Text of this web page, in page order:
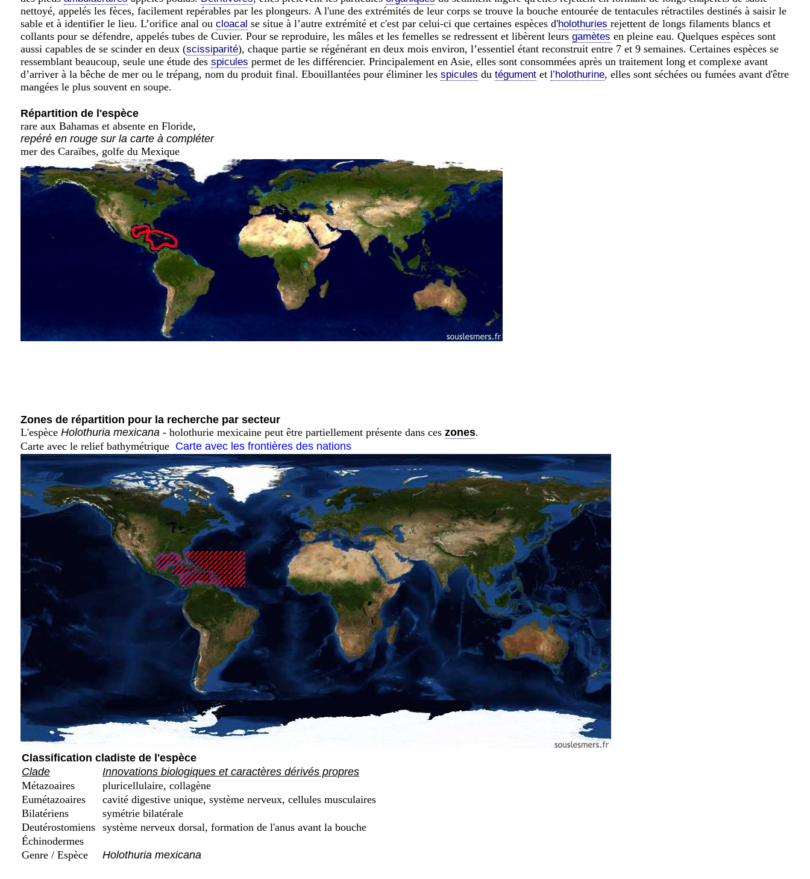
nettoyé, appelés les fèces, facilement repérables par les plongeurs. A l'une des extrémités de leur corps se trouve la bouche entourée de tentacules rétractiles destinés à saisir le
sable et à identifier le lieu. L’orifice anal ou cloacal se situe à l’autre extrémité et c'est par celui-ci que certaines espèces d'holothuries rejettent de longs filaments blancs et
collants pour se défendre, appelés tubes de Cuvier. Pour se reproduire, les mâles et les femelles se redressent et libèrent leurs gamètes en pleine eau. Quelques espèces sont
aussi capables de se scinder en deux (scissiparité), chaque partie se régénérant en deux mois environ, l’essentiel étant reconstruit entre 7 et 9 semaines. Certaines espèces se
ressemblant beaucoup, seule une étude des spicules permet de les différencier. Principalement en Asie, elles sont consommées après un traitement long et complexe avant
d’arriver à la bêche de mer ou le trépang, nom du produit final. Ebouillantées pour éliminer les spicules du tégument et l’holothurine, elles sont séchées ou fumées avant d'être
mangées le plus souvent en soupe.
Répartition de l'espèce
rare aux Bahamas et absente en Floride,
repéré en rouge sur la carte à compléter
mer des Caraïbes, golfe du Mexique
Zones de répartition pour la recherche par secteur
L'espèce Holothuria mexicana - holothurie mexicaine peut être partiellement présente dans ces zones.
Carte avec le relief bathymétrique Carte avec les frontières des nations
Classification cladiste de l'espèce
Clade
Innovations biologiques et caractères dérivés propres
Métazoaires
pluricellulaire, collagène
Eumétazoaires
cavité digestive unique, système nerveux, cellules musculaires
Bilatériens
symétrie bilatérale
Deutérostomiens système nerveux dorsal, formation de l'anus avant la bouche
Échinodermes
Genre / Espèce
Holothuria mexicana